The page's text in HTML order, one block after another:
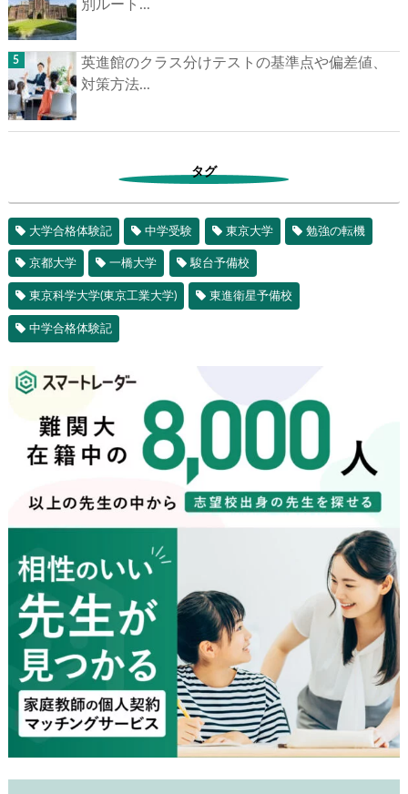
別ルート...
英進館のクラス分けテストの基準点や偏差値、
対策方法...
タグ
大学合格体験記 中学受験 東京大学 勉強の転機
京都大学 一橋大学 駿台予備校
東京科学大学(東京工業大学) 東進衛星予備校
中学合格体験記